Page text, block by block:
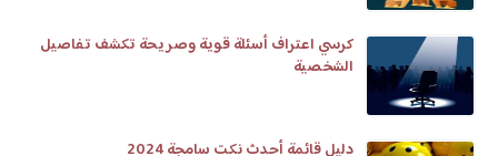
كرسي اعتراف أسئلة قوية وصريحة تكشف تفاصيل
الشخصية
دليل قائمة أحدث نكت سامجة 2024